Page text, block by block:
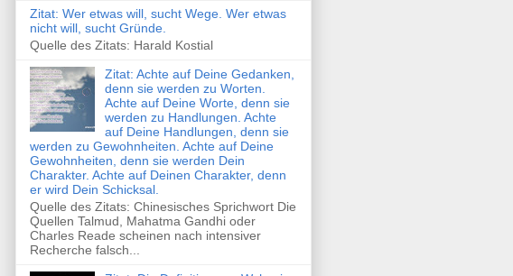
Zitat: Wer etwas will, sucht Wege. Wer etwas
nicht will, sucht Gründe.
Quelle des Zitats: Harald Kostial
Zitat: Achte auf Deine Gedanken,
denn sie werden zu Worten.
Achte auf Deine Worte, denn sie
werden zu Handlungen. Achte
auf Deine Handlungen, denn sie
werden zu Gewohnheiten. Achte auf Deine
Gewohnheiten, denn sie werden Dein
Charakter. Achte auf Deinen Charakter, denn
er wird Dein Schicksal.
Quelle des Zitats: Chinesisches Sprichwort Die
Quellen Talmud, Mahatma Gandhi oder
Charles Reade scheinen nach intensiver
Recherche falsch...